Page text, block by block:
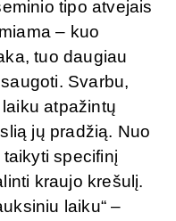
tipo atvejais
– kuo
tuo daugiau
Svarbu,
atpažintų
jų pradžią. Nuo
specifinį
kraujo krešulį.
laiku“ –